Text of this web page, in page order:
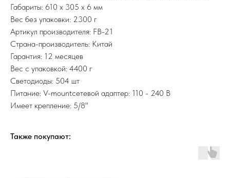
Габариты: 610 x 305 x 6 мм
Вес без упаковки: 2300 г
Артикул производителя: FB-21
Страна-производитель: Китай
Гарантия: 12 месяцев
Вес с упаковкой: 4400 г
Светодиоды: 504 шт
Питание: V-mountсетевой адаптер: 110 - 240 В
Имеет крепление: 5/8"
Также покупают: